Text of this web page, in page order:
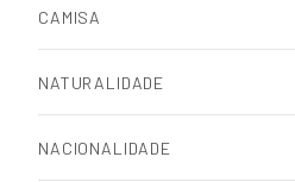
CAMISA
NATURALIDADE
NACIONALIDADE